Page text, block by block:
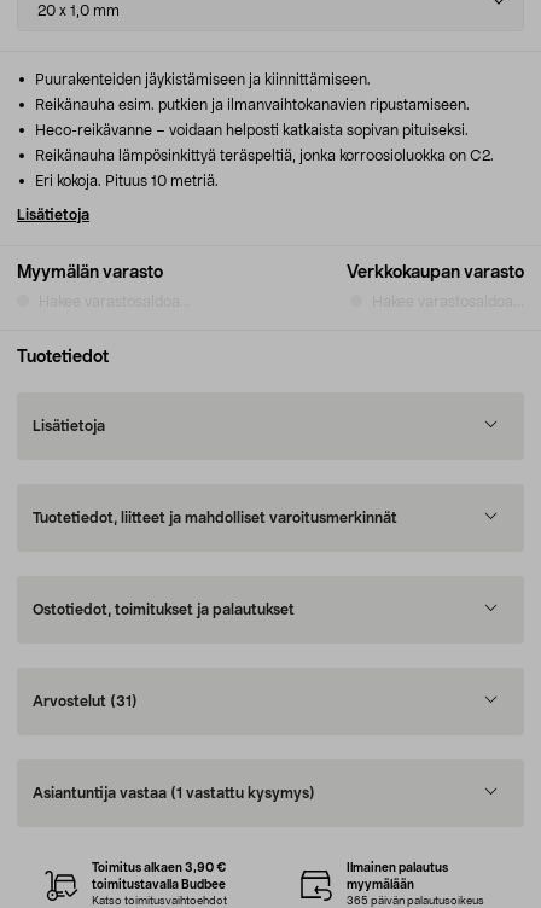
variant
20 x 1,0 mm
Myymälän varasto Verkkokaupan varasto
Puurakenteiden jäykistämiseen ja kiinnittämiseen.
Reikänauha esim. putkien ja ilmanvaihtokanavien ripustamiseen.
Heco-reikävanne – voidaan helposti katkaista sopivan pituiseksi.
Reikänauha lämpösinkittyä teräspeltiä, jonka korroosioluokka on C2.
Eri kokoja. Pituus 10 metriä.
Lisätietoja
Tuotetiedot
Lisätietoja
Tuotetiedot, liitteet ja mahdolliset varoitusmerkinnät
Ostotiedot, toimitukset ja palautukset
Arvostelut (31)
Asiantuntija vastaa (1 vastattu kysymys)
Toimitus alkaen 3,90 €
toimitustavalla Budbee
Katso toimitusvaihtoehdot
Ilmainen palautus
myymälään
365 päivän palautusoikeus